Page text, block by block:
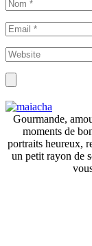
Gourmande,
moments de
portraits heureux,
un petit rayon de